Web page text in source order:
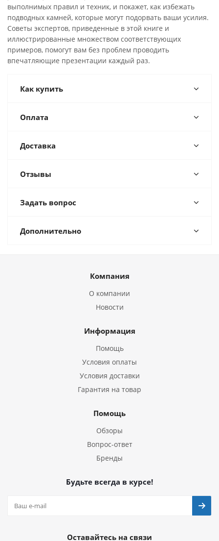
выполнимых правил и техник, и покажет, как избежать
подводных камней, которые могут подорвать ваши усилия.
Советы экспертов, приведенные в этой книге и
иллюстрированные множеством соответствующих
примеров, помогут вам без проблем проводить
впечатляющие презентации каждый раз.
Как купить
Оплата
Доставка
Отзывы
Задать вопрос
Дополнительно
Компания
О компании
Новости
Информация
Помощь
Условия оплаты
Условия доставки
Гарантия на товар
Помощь
Обзоры
Вопрос-ответ
Бренды
Будьте всегда в курсе!
Оставайтесь на связи